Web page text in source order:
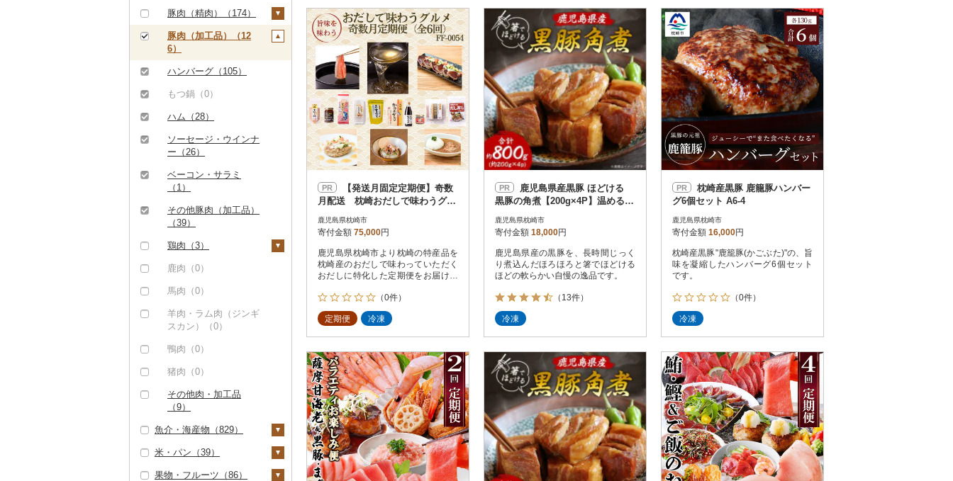
しゃぶしゃぶ（47）
焼肉（132）
牛タン（2）
和牛（50）
黒毛和牛（160）
白老牛（0）
仙台牛（0）
米沢牛（0）
山形牛（0）
常陸牛（0）
上州牛（0）
飛騨牛（0）
近江牛（0）
神戸牛・神戸ビーフ
（0）
但馬牛（0）
土佐あかうし（0）
佐賀牛（0）
ハンバーグ（25）
もつ鍋（24）
ローストビーフ（0）
（0）
その他牛肉（加工品）
豚肉（精肉）（174）
ステーキ（15）
すき焼き（36）
その他豚肉（精肉）
豚肉（加工品）（12
6）
ハンバーグ（105）
もつ鍋（0）
ハム（28）
ソーセージ・ウインナ
ー（26）
ベーコン・サラミ
（1）
その他豚肉（加工品）
（39）
鶏肉（3）
鶏肉（精肉）（0）
ハム・ソーセージ
唐揚げ（0）
中津からあげ（0）
水炊き（0）
地鶏（0）
鹿肉（0）
馬肉（0）
羊肉・ラム肉（ジンギ
スカン）（0）
鴨肉（0）
猪肉（0）
その他肉・加工品
（9）
魚介・海産物（829）
カニ（0）
エビ（19）
米・パン（39）
米（0）
果物・フルーツ（86）
円
決済方法 解除
PayPay
クレジットカード決済
Amazon Pay
楽天ペイ
メルペイ
コンビニ支払い
ソフトバンクまとめて支払い
d払い
金融機関(Pay-easy決済)
発送種別 解除
通常
冷蔵便
冷凍便
お届け時間帯指定可
発送される月指定可
その他 解除
さとふる限定のお礼品
定期便
さとふるアプリdeワンストップ申請
対象
結果を見る（126 件）
新着順
レビュー件数順
レビュー評価順
寄付金額が高い順
寄付金額が低い順
60
90
120
PR
月配送 枕崎おだしで味わうグル
メ FF-0054 全6回
鹿児島県枕崎市
寄付金額 75,000円
鹿児島県枕崎市より枕崎の特産品を
枕崎産のおだしで味わっていただく
おだしに特化した定期便をお届けし
（0件）
定期便 冷凍
PR
黒豚の角煮【200g×4P】温めるだ
け 豚肉 バラ肉 惣菜 A8-24
鹿児島県枕崎市
寄付金額 18,000円
鹿児島県産の黒豚を、長時間じっく
り煮込んだほろほろと箸でほどける
ほどの軟らかい自慢の逸品です。
（13件）
冷凍
PR
グ6個セット A6-4
鹿児島県枕崎市
寄付金額 16,000円
枕崎産黒豚"鹿籠豚(かごぶた)"の、旨
味を凝縮したハンバーグ6個セット
です。
（0件）
冷凍